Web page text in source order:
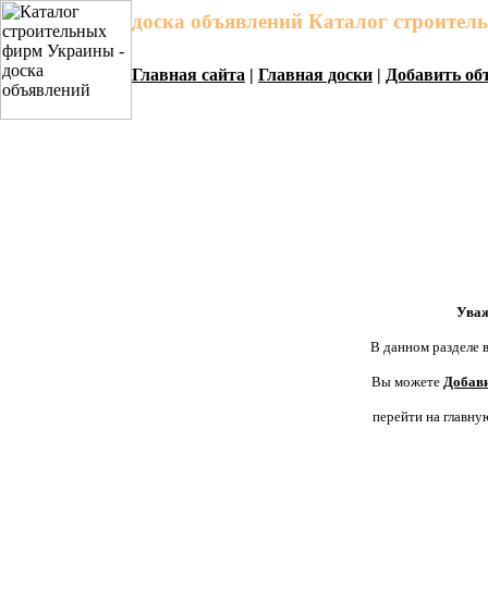
доска объявлений Каталог
Главная сайта | Главная доски | Добавить
В данном разделе
Вы можете
перейти на